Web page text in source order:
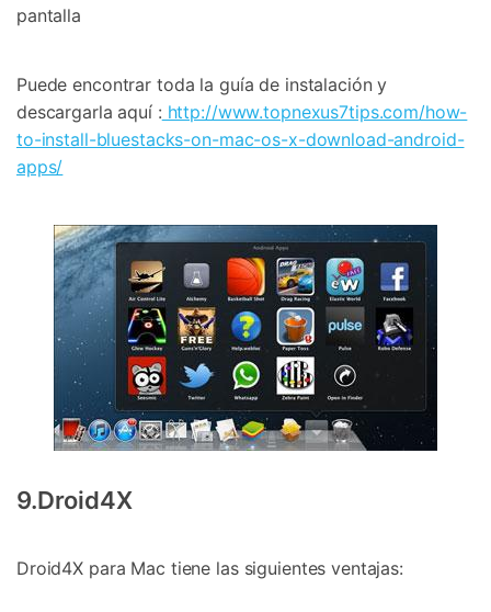
pantalla
Puede encontrar toda la guía de instalación y
descargarla aquí : http://www.topnexus7tips.com/how-
to-install-bluestacks-on-mac-os-x-download-android-
apps/
9.Droid4X
Droid4X para Mac tiene las siguientes ventajas: